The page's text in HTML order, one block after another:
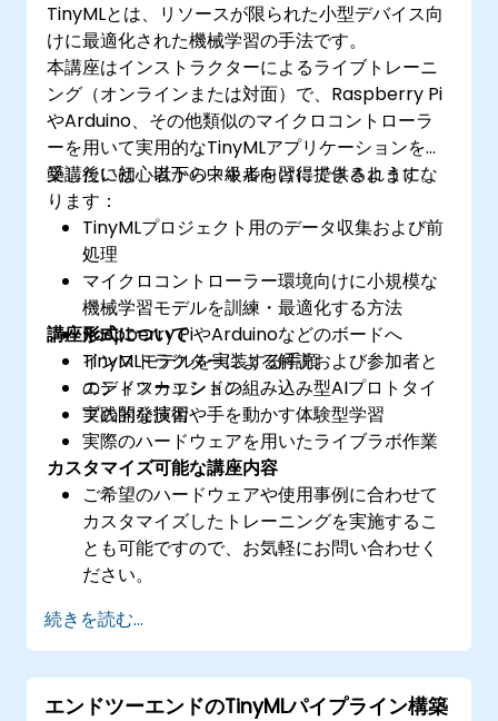
TinyMLとは、リソースが限られた小型デバイス向
けに最適化された機械学習の手法です。
本講座はインストラクターによるライブトレーニ
ング（オンラインまたは対面）で、Raspberry Pi
やArduino、その他類似のマイクロコントローラ
ーを用いて実用的なTinyMLアプリケーションを構
築したい初心者から中級者向けに提供されます。
受講後には、以下のスキルを習得できるようにな
ります：
TinyMLプロジェクト用のデータ収集および前
処理
マイクロコントローラー環境向けに小規模な
機械学習モデルを訓練・最適化する方法
Raspberry PiやArduinoなどのボードへ
TinyMLモデルを実装する手順
エンドツーエンドの組み込み型AIプロトタイ
プの開発技術
講座形式について
インストラクターによる解説および参加者と
のディスカッション
実践的な演習や手を動かす体験型学習
実際のハードウェアを用いたライブラボ作業
カスタマイズ可能な講座内容
ご希望のハードウェアや使用事例に合わせて
カスタマイズしたトレーニングを実施するこ
とも可能ですので、お気軽にお問い合わせく
ださい。
続きを読む...
エンドツーエンドのTinyMLパイプライン構築